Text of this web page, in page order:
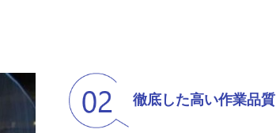
徹底した高い作業品質